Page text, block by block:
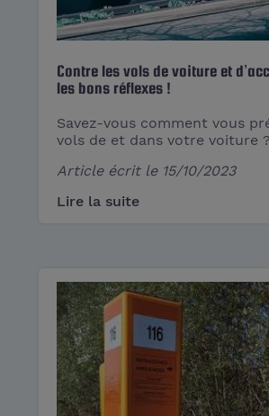
Contre les vols de voiture et
les bons réflexes !
Savez-vous comment vous
vols de et dans votre voiture ?
Article écrit le 15/10/2023
Lire la suite